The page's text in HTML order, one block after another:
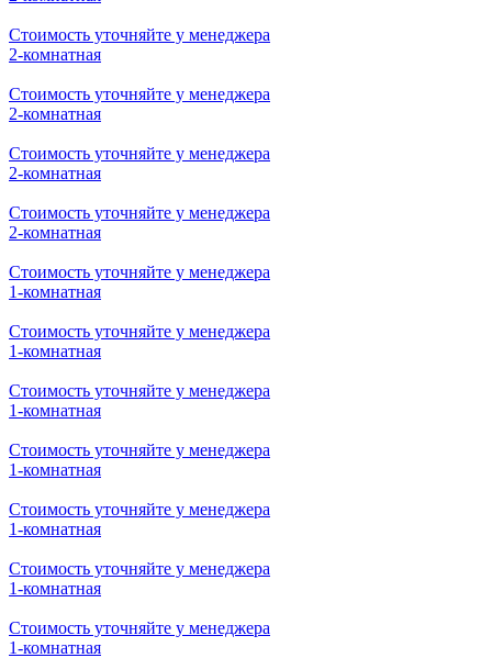
Стоимость уточняйте у менеджера
2-комнатная
Стоимость уточняйте у менеджера
2-комнатная
Стоимость уточняйте у менеджера
2-комнатная
Стоимость уточняйте у менеджера
2-комнатная
Стоимость уточняйте у менеджера
1-комнатная
Стоимость уточняйте у менеджера
1-комнатная
Стоимость уточняйте у менеджера
1-комнатная
Стоимость уточняйте у менеджера
1-комнатная
Стоимость уточняйте у менеджера
1-комнатная
Стоимость уточняйте у менеджера
1-комнатная
Стоимость уточняйте у менеджера
1-комнатная